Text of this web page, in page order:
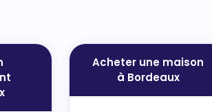
Acheter une maison
à Bordeaux